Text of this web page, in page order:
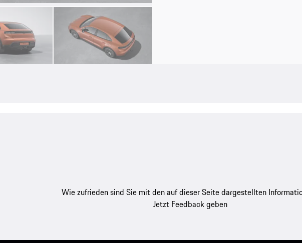
Wie zufrieden sind Sie mit den auf dieser Seite dargestellten
Jetzt Feedback geben